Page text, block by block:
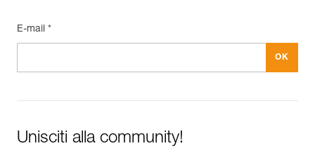
E-mail *
Unisciti alla community!